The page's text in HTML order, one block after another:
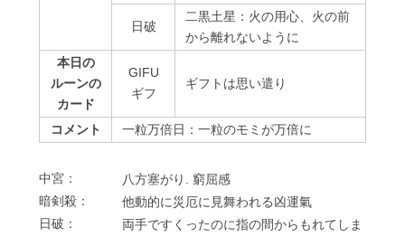
⽇破
二黒土星：火の用心、火の前
から離れないように
本日の
ルーンの
カード
GIFU
ギフ
ギフトは思い遣り
コメント 一粒万倍日：一粒のモミが万倍に
中宮：
⼋⽅塞がり. 窮屈感
暗剣殺：
他動的に災厄に⾒舞われる凶運氣
⽇破：
両⼿ですくったのに指の間からもれてしま